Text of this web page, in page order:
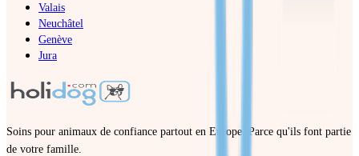
Valais
Neuchâtel
Genève
Jura
Soins pour animaux de confiance partout en Europe. Parce qu'ils font partie
de votre famille.